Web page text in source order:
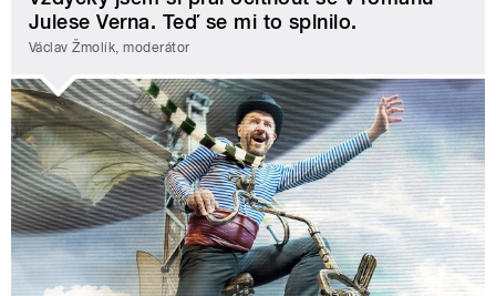
Julese Verna. Teď se mi to splnilo.
Václav Žmolík, moderátor